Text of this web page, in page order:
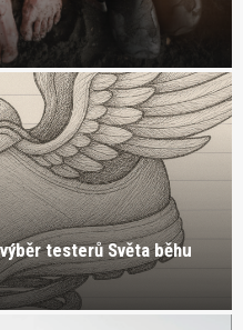
testerů Světa běhu